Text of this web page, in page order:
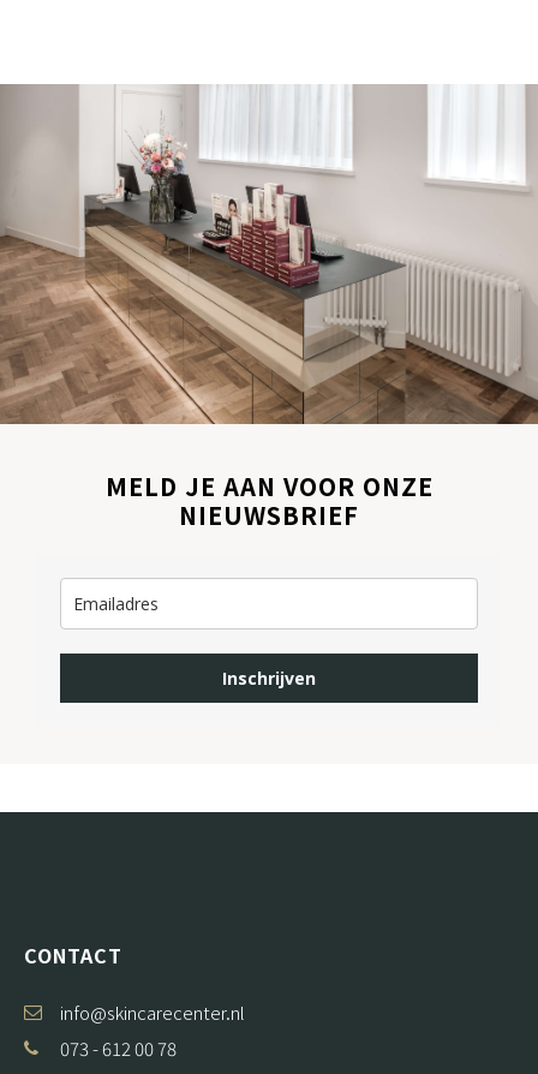
MELD JE AAN VOOR ONZE
NIEUWSBRIEF
Inschrijven
CONTACT
info@skincarecenter.nl
073 - 612 00 78